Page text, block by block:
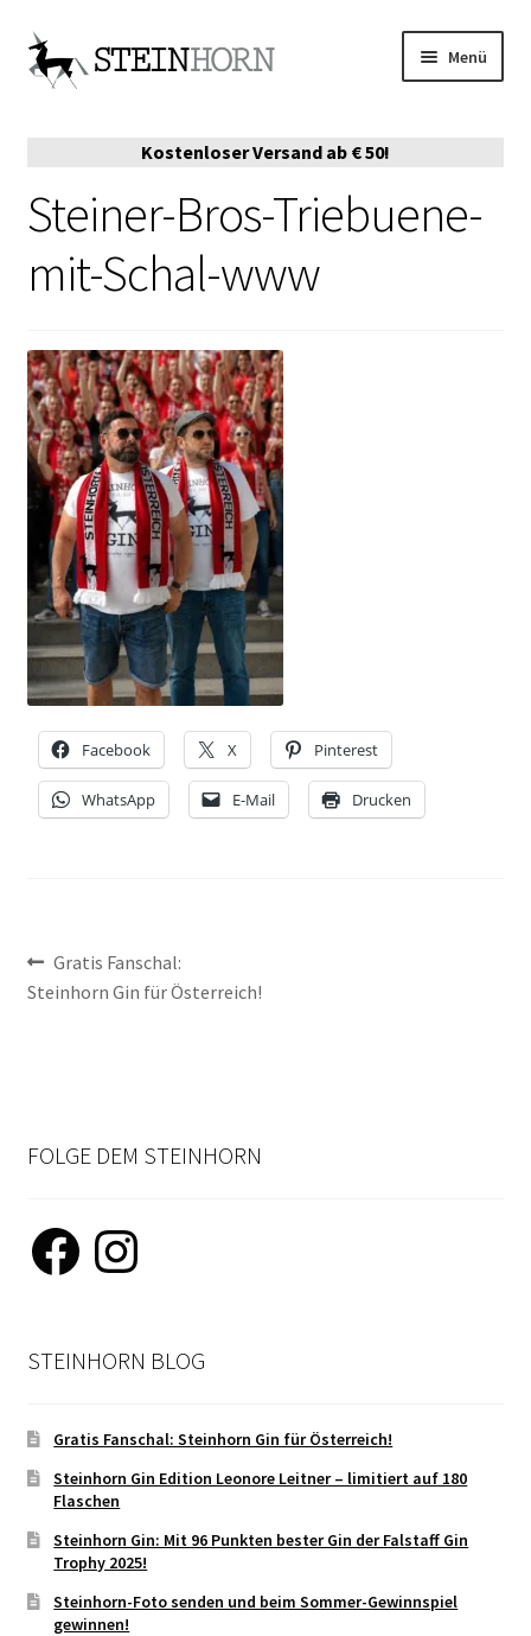
Zur
Navigation
Zum
Inhalt
Menü
AUSZEICHNUNGEN
MERCH
SERVE EMPFEHLUNGEN
NEWSLETTER-ANMELDUNG
STEINHORN BLOG
Kostenloser Versand ab € 50!
Steiner-Bros-Triebuene-
mit-Schal-www
Facebook X Pinterest
WhatsApp E-Mail Drucken
Beitragsnavigation
Vorheriger
Beitrag:
Gratis Fanschal:
Steinhorn Gin für Österreich!
FOLGE DEM STEINHORN
Facebook Instagram
STEINHORN BLOG
Gratis Fanschal: Steinhorn Gin für Österreich!
Steinhorn Gin Edition Leonore Leitner – limitiert auf 180
Flaschen
Steinhorn Gin: Mit 96 Punkten bester Gin der Falstaff Gin
Trophy 2025!
Steinhorn-Foto senden und beim Sommer-Gewinnspiel
gewinnen!